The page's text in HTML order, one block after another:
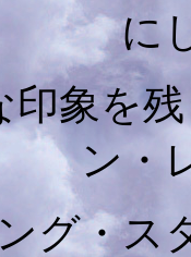
に
印象を
ン・
グ・ス